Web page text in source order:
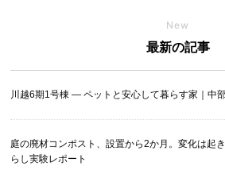
New
最新の記事
川越6期1号棟 ― ペットと安心して暮らす家｜中
庭の廃材コンポスト、設置から2か月。変化は起
らし実験レポート